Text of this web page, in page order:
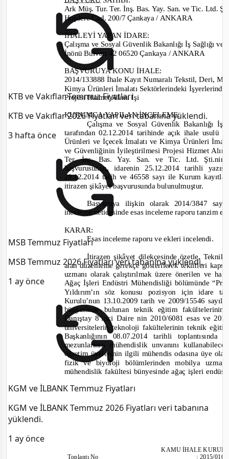
KTB ve Vakıflar Temmuz Fiyatları
KTB ve Vakıflar 2026 Fiyatları veri tabanına yüklendi.
3 hafta önce
MSB Temmuz Fiyatları
MSB Temmuz 2026 Fiyatları veri tabanına yüklendi.
1 ay önce
KGM ve İLBANK Temmuz Fiyatları
KGM ve İLBANK Temmuz 2026 Fiyatları veri tabanına
yüklendi.
1 ay önce
Ark Müş. Tur. Ter. İnş. Bas. Yay. San. ve Tic. Ltd.
Hoşdere Cad. 200/7 Çankaya / ANKARA
İHALEYİ YAPAN İDARE:
Çalışma ve Sosyal Güvenlik Bakanlığı İş Sağlığı
İnönü Bulvarı 42 06520 Çankaya / ANKARA
BAŞVURUYA KONU İHALE:
2014/133888 İhale Kayıt Numaralı Tekstil, Deri,
Kimya Ürünleri İmalatı Sektörlerindeki
Projesi Hizmet Alımı İşi
KURUMCA YAPILAN İNCELEME:
Çalışma ve Sosyal Güvenlik Bakanlığı
tarafından02.12.2014 tarihinde açık ihale usulü
Ürünleri ve İçecek İmalatı ve Kimya Ürünleri
ve Güvenliğinin İyileştirilmesi Projesi Hizmet
Ter. İnş. Bas. Yay. San. ve Tic. Ltd. Şti.nin
başvurusunun, idarenin 25.12.2014tarihli
29.12.2014 tarih ve 46558sayı ile Kurum
itirazen şikâyet başvurusunda bulunulmuştur.
Başvuruya ilişkin olarak 2014/3847
inceleme neticesinde esas inceleme raporu tanzim
KARAR:
Esas inceleme raporu ve ekleri incelendi.
İtirazen şikâyet dilekçesinde özetle,
alan düzenleme gerekçe gösterilerek teklifleri
uzmanı olarak çalıştırılmak üzere önerilen ve
Ağaç İşleri Endüstri Mühendisliği bölümünde
Yıldırım’ın söz konusu pozisyon için idare
Kurulu’nun 13.10.2009 tarih ve 2009/15546
bünyesinde bulunan teknik eğitim
Danıştay 8’inci Daire nin 2010/6081 esas ve
üniversitelerin teknoloji fakültelerinin teknik
Başkanlığının 08.07.2014 tarihli
mezunlarının mühendislik unvanını
öğretim üyelerinin ilgili mühendis odasına üye
fizik ve biyoloji bölümlerinden mobilya
mühendislik fakültesi bünyesinde ağaç işleri
KAMU İHALE
ToplantıNo :2015/010